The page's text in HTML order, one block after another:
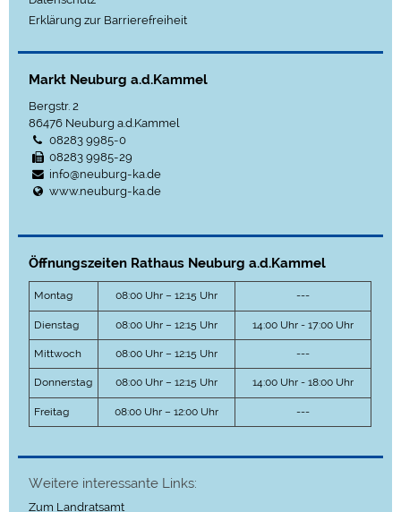
Erklärung zur Barrierefreiheit
Markt Neuburg a.d.Kammel
Bergstr. 2
86476 Neuburg a.d.Kammel
08283 9985-0
08283 9985-29
info@neuburg-ka.de
www.neuburg-ka.de
Öffnungszeiten Rathaus Neuburg a.d.Kammel
Montag 08:00 Uhr – 12:15 Uhr ---
Dienstag 08:00 Uhr – 12:15 Uhr 14:00 Uhr - 17:00 Uhr
Mittwoch 08:00 Uhr – 12:15 Uhr ---
Donnerstag 08:00 Uhr – 12:15 Uhr 14:00 Uhr - 18:00 Uhr
Freitag 08:00 Uhr – 12:00 Uhr ---
Weitere interessante Links:
Zum Landratsamt